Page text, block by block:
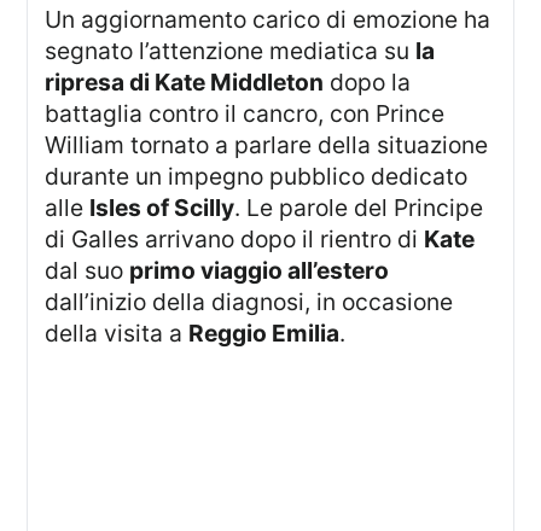
Un aggiornamento carico di emozione ha
segnato l’attenzione mediatica su la
ripresa di Kate Middleton dopo la
battaglia contro il cancro, con Prince
William tornato a parlare della situazione
durante un impegno pubblico dedicato
alle Isles of Scilly. Le parole del Principe
di Galles arrivano dopo il rientro di Kate
dal suo primo viaggio all’estero
dall’inizio della diagnosi, in occasione
della visita a Reggio Emilia.